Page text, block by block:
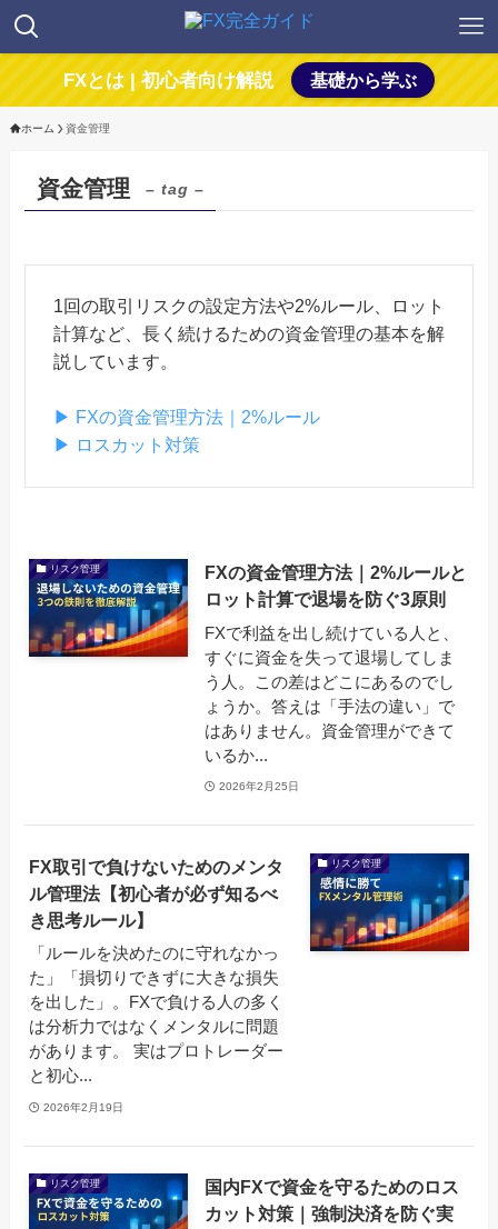
FXとは | 初心者向け解説 基礎から学ぶ
ホーム 資金管理
資金管理 – tag –
1回の取引リスクの設定方法や2%ルール、ロット
計算など、長く続けるための資金管理の基本を解
説しています。
▶ FXの資金管理方法｜2%ルール
▶ ロスカット対策
リスク管理
FXの資金管理方法｜2%ルールと
ロット計算で退場を防ぐ3原則
FXで利益を出し続けている人と、
すぐに資金を失って退場してしま
う人。この差はどこにあるのでし
ょうか。答えは「手法の違い」で
はありません。資金管理ができて
いるか...
2026年2月25日
リスク管理
FX取引で負けないためのメンタ
ル管理法【初心者が必ず知るべ
き思考ルール】
「ルールを決めたのに守れなかっ
た」「損切りできずに大きな損失
を出した」。FXで負ける人の多く
は分析力ではなくメンタルに問題
があります。 実はプロトレーダー
と初心...
2026年2月19日
リスク管理
国内FXで資金を守るためのロス
カット対策｜強制決済を防ぐ実